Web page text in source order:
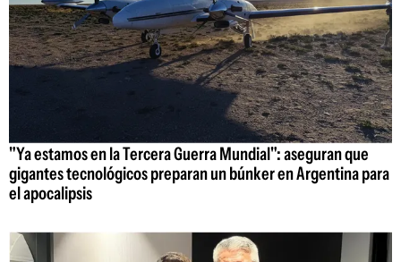
"Ya estamos en la Tercera Guerra Mundial": aseguran que
gigantes tecnológicos preparan un búnker en Argentina para
el apocalipsis